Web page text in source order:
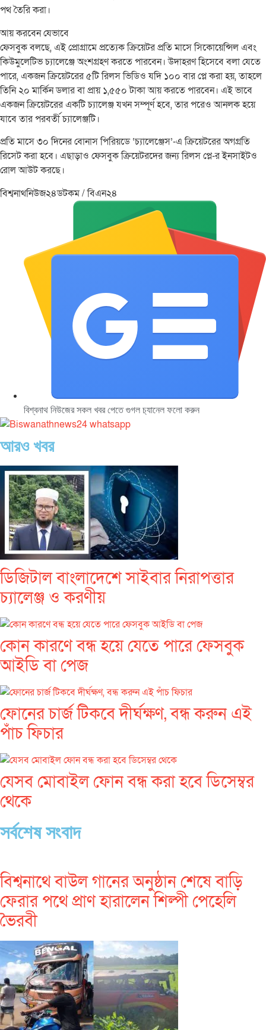
পথ তৈরি করা।
আয় করবেন যেভাবে
ফেসবুক বলছে, ‌এই প্রোগ্রামে প্রত্যেক ক্রিয়েটর প্রতি মাসে সিকোয়েন্সিল এবং
কিউমুলেটিভ চ্যালেঞ্জে অংশগ্রহণ করতে পারবেন। উদাহরণ হিসেবে বলা যেতে
পারে, একজন ক্রিয়েটরের ৫টি রিলস ভিডিও যদি ১০০ বার প্লে করা হয়, তাহলে
তিনি ২০ মার্কিন ডলার বা প্রায় ১,৫৫০ টাকা আয় করতে পারবেন। এই ভাবে
একজন ক্রিয়েটরের একটি চ্যালেঞ্জ যখন সম্পূর্ণ হবে, তার পরেও আনলক হয়ে
যাবে তার পরবর্তী চ্যালেঞ্জটি।
প্রতি মাসে ৩০ দিনের বোনাস পিরিয়ডে ‘চ্যালেঞ্জেস’-এ ক্রিয়েটরের অগগ্রতি
রিসেট করা হবে। এছাড়াও ফেসবুক ক্রিয়েটরদের জন্য রিলস প্লে-র ইনসাইটও
রোল আউট করছে।
বিশ্বনাথনিউজ২৪ডটকম / বিএন২৪
বিশ্বনাথ নিউজের সকল খবর পেতে গুগল চ‌্যানেল ফলো করুন
আরও খবর
ডিজিটাল বাংলাদেশে সাইবার নিরাপত্তার
চ্যালেঞ্জ ও করণীয়
কোন কারণে বন্ধ হয়ে যেতে পারে ফেসবুক
আইডি বা পেজ
ফোনের চার্জ টিকবে দীর্ঘক্ষণ, বন্ধ করুন এই
পাঁচ ফিচার
যেসব মোবাইল ফোন বন্ধ করা হবে ডিসেম্বর
থেকে
সর্বশেষ সংবাদ
বিশ্বনাথে বাউল গানের অনুষ্ঠান শেষে বাড়ি
ফেরার পথে প্রাণ হারালেন শিল্পী পেহেলি
ভৈরবী